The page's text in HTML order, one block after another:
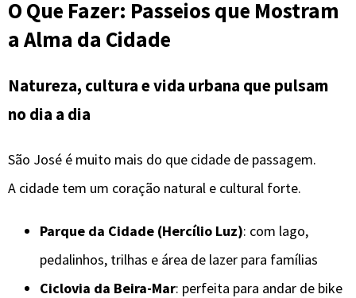
O Que Fazer: Passeios que Mostram
a Alma da Cidade
Natureza, cultura e vida urbana que pulsam
no dia a dia
São José é muito mais do que cidade de passagem.
A cidade tem um coração natural e cultural forte.
Parque da Cidade (Hercílio Luz): com lago,
pedalinhos, trilhas e área de lazer para famílias
Ciclovia da Beira-Mar: perfeita para andar de bike